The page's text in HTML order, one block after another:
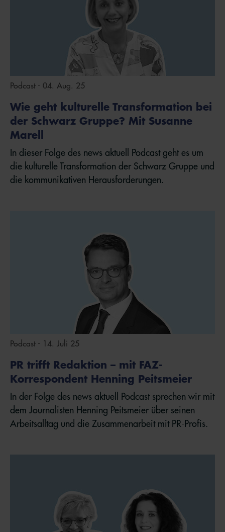
Podcast - 04. Aug. 25
Wie geht kulturelle Transformation bei
der Schwarz Gruppe? Mit Susanne
Marell
In dieser Folge des news aktuell Podcast geht es um
die kulturelle Transformation der Schwarz Gruppe und
die kommunikativen Herausforderungen.
Podcast - 14. Juli 25
PR trifft Redaktion – mit FAZ-
Korrespondent Henning Peitsmeier
In der Folge des news aktuell Podcast sprechen wir mit
dem Journalisten Henning Peitsmeier über seinen
Arbeitsalltag und die Zusammenarbeit mit PR-Profis.